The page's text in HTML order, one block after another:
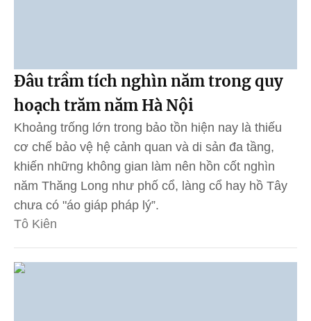
Đâu trầm tích nghìn năm trong quy
hoạch trăm năm Hà Nội
Khoảng trống lớn trong bảo tồn hiện nay là thiếu
cơ chế bảo vệ hệ cảnh quan và di sản đa tầng,
khiến những không gian làm nên hồn cốt nghìn
năm Thăng Long như phố cổ, làng cổ hay hồ Tây
chưa có "áo giáp pháp lý”.
Tô Kiên